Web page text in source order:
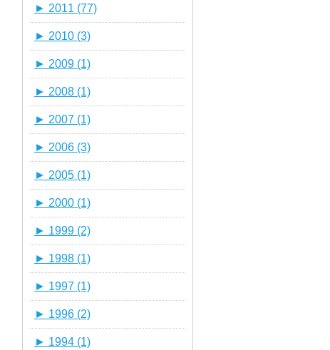
► 2011 (77)
► 2010 (3)
► 2009 (1)
► 2008 (1)
► 2007 (1)
► 2006 (3)
► 2005 (1)
► 2000 (1)
► 1999 (2)
► 1998 (1)
► 1997 (1)
► 1996 (2)
► 1994 (1)